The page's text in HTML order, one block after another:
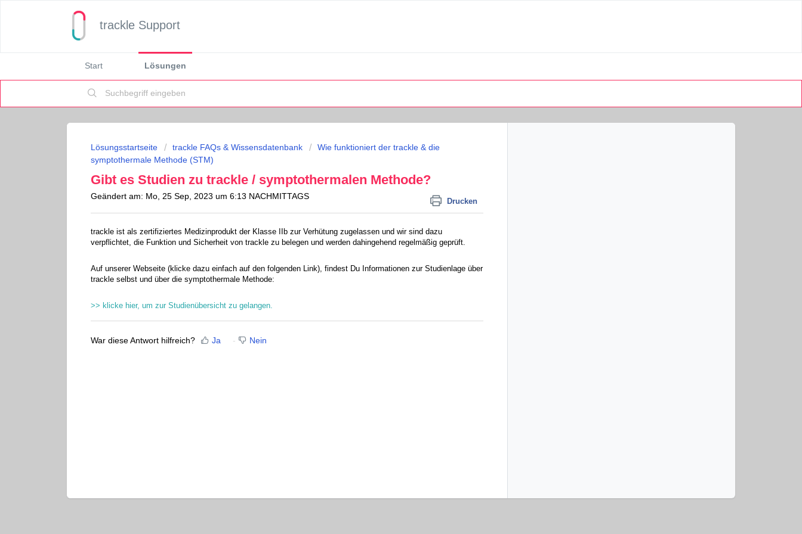
trackle Support
Start Lösungen
Lösungsstartseite trackle FAQs & Wissensdatenbank
Wie funktioniert der trackle & die
symptothermale Methode (STM)
Gibt es Studien zu trackle / symptothermalen Methode?
Drucken
Geändert am: Mo, 25 Sep, 2023 um 6:13 NACHMITTAGS
trackle ist als zertifiziertes Medizinprodukt der Klasse IIb zur Verhütung zugelassen und wir sind dazu
verpflichtet, die Funktion und Sicherheit von trackle zu belegen und werden dahingehend regelmäßig geprüft.
Auf unserer Webseite (klicke dazu einfach auf den folgenden Link), findest Du Informationen zur Studienlage über
trackle selbst und über die symptothermale Methode:
>> klicke hier, um zur Studienübersicht zu gelangen.
War diese Antwort hilfreich? Ja Nein